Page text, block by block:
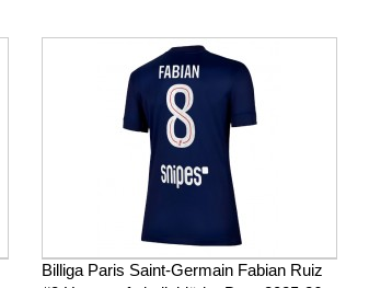
Billiga Paris Saint-Germain Fabian Ruiz